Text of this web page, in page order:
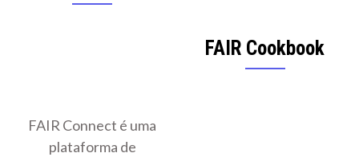
FAIR Connect é uma
plataforma de
FAIR Cookbook